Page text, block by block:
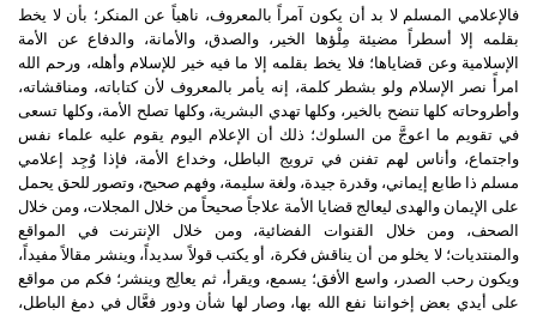
فالإعلامي المسلم لا بد أن يكون آمراً بالمعروف، ناهياً عن المنكر؛ بأن لا يخط
بقلمه إلا أسطراً مضيئة مِلْؤها الخير، والصدق، والأمانة، والدفاع عن الأمة
الإسلامية وعن قضاياها؛ فلا يخط بقلمه إلا ما فيه خير للإسلام وأهله، ورحم الله
امرأً نصر الإسلام ولو بشطر كلمة، إنه يأمر بالمعروف لأن كتاباته، ومناقشاته،
وأطروحاته كلها تنضح بالخير، وكلها تهدي البشرية، وكلها تصلح الأمة، وكلها تسعى
في تقويم ما اعوجَّ من السلوك؛ ذلك أن الإعلام اليوم يقوم عليه علماء نفس
واجتماع، وأناس لهم تفنن في ترويج الباطل، وخداع الأمة، فإذا وُجِد إعلامي
مسلم ذا طابع إيماني، وقدرة جيدة، ولغة سليمة، وفهم صحيح، وتصور للحق يحمل
على الإيمان والهدى ليعالج قضايا الأمة علاجاً صحيحاً من خلال المجلات، ومن خلال
الصحف، ومن خلال القنوات الفضائية، ومن خلال الإنترنت في المواقع
والمنتديات؛ لا يخلو من أن يناقش فكرة، أو يكتب قولاً سديداً، وينشر مقالاً مفيداً،
ويكون رحب الصدر، واسع الأفق؛ يسمع، ويقرأ، ثم يعالِج وينشر؛ فكم من مواقع
على أيدي بعض إخواننا نفع الله بها، وصار لها شأن ودور فعَّال في دمغ الباطل،